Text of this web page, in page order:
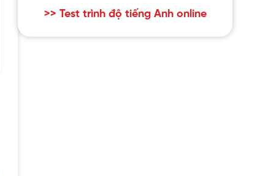
>> Test trình độ tiếng Anh online